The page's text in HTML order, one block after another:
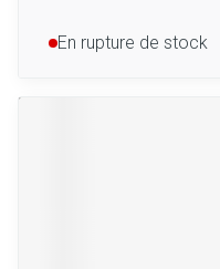
En rupture de stock